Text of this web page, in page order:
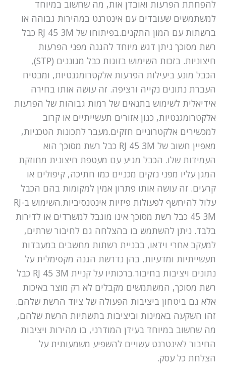
להפחתת הפרעות ואובדן אות, מה שחשוב במיוחד
למשתמשים שעובדים עם אינטרנט במהירות גבוהה או
ברשתות עם המון התקנים.בפיתוחו של RJ 45 3M כבל
רשת מסוכך ניתן דגש מיוחד להגנה מפני הפרעות
חיצוניות. בזכות השימוש בזוגות כבל מגוננים (STP),
הכבל מונע ביעילות הפרעות אלקטרומגנטיות, ומבטיח
העברת נתונים נקייה ורציפה. זה עושה אותו בחירה
אידיאלית לשימוש בתנאים של רמות גבוהות של הפרעות
אלקטרומגנטיות, כגון אזורים תעשייתיים או קרוב
למכשירים אלקטרוניים חזקים.מעבר לתכונות הטכניות,
מאפיין חשוב של RJ 45 3M כבל רשת מסוכך הוא
העמידות שלו. הכבל מגיע עם מעטפת חיצונית מחוזקת
המגן עליו מפני נזקים מכניים כמו חתיכה, קיפולים או
קרעים. זה עושה אותו פתרון אמין למקומות בהם הכבל
עלול להיחשף לפעולות פיזיות אינטנסיביות.השימוש ב-RJ
45 3M כבל רשת מסוכך אינו מוגבל למשרדים או לדירות
בלבד. ניתן להשתמש בו בהצלחה גם לחיבור שרתים,
למעקב אחרי וידאו, בבניית רשתות מחשבים במעבדות
תעשייתיות ומדעיות, בהן נדרשת הגנה מקסימלית על
נתונים ויציבות בחיבור.ברכותיו על קניית RJ 45 3M כבל
רשת מסוכך, המשתמשים מקבלים לא רק מוצר באיכות
אלא גם ביטחון ביציבות הפעולה של ציוד הרשת שלהם.
זהו השקעה באמינות וביציבות בתשתיות הרשת שלהם,
מה שחשוב במיוחד בעידן המודרני, בו מהירות ויציבות
החיבור לאינטרנט עשויים להשפיע משמעותית על
הצלחת כל עסק.